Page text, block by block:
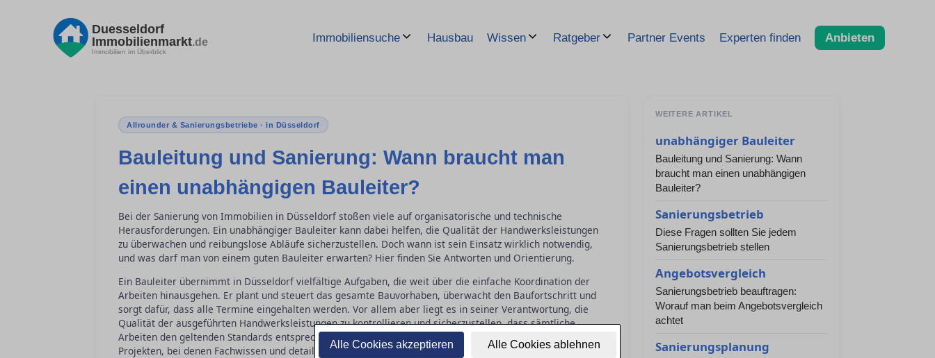
Alle Cookies akzeptieren Alle Cookies ablehnen
Duesseldorf
Immobilienmarkt.de
Immobilien im Überblick
Immobiliensuche Hausbau Wissen Ratgeber Partner Events Experten finden Anbieten
Allrounder & Sanierungsbetriebe · in Düsseldorf
Bauleitung und Sanierung: Wann braucht man
einen unabhängigen Bauleiter?
Bei der Sanierung von Immobilien in Düsseldorf stoßen viele auf organisatorische und technische
Herausforderungen. Ein unabhängiger Bauleiter kann dabei helfen, die Qualität der Handwerksleistungen
zu überwachen und reibungslose Abläufe sicherzustellen. Doch wann ist sein Einsatz wirklich notwendig,
und was darf man von einem guten Bauleiter erwarten? Hier finden Sie Antworten und Orientierung.
Ein Bauleiter übernimmt in Düsseldorf vielfältige Aufgaben, die weit über die einfache Koordination der
Arbeiten hinausgehen. Er plant und steuert das gesamte Bauvorhaben, überwacht den Baufortschritt und
sorgt dafür, dass alle Termine eingehalten werden. Vor allem aber liegt es in seiner Verantwortung, die
Qualität der ausgeführten Handwerksleistungen zu kontrollieren und sicherzustellen, dass sämtliche
Arbeiten den geltenden Standards entsprechen. Sein Einsatz ist besonders sinnvoll bei komplexen
Projekten, bei denen Fachwissen und detaillierte Planung gefragt sind.
WEITERE ARTIKEL
unabhängiger Bauleiter
Bauleitung und Sanierung: Wann
braucht man einen unabhängigen
Bauleiter?
Sanierungsbetrieb
Diese Fragen sollten Sie jedem
Sanierungsbetrieb stellen
Angebotsvergleich
Sanierungsbetrieb beauftragen:
Worauf man beim Angebotsvergleich
achtet
Sanierungsplanung